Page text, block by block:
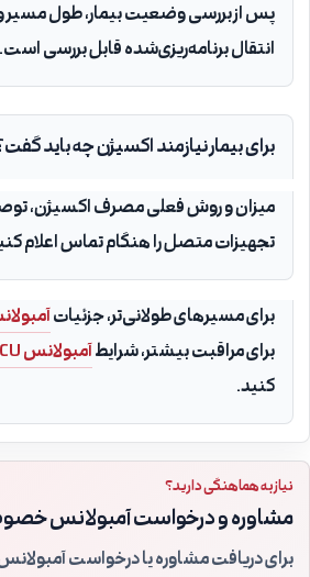
پس از بررسی وضعیت بیمار، طول مسیر
انتقال برنامه‌ریزی‌شده قابل بررسی است.
برای بیمار نیازمند اکسیژن چه باید
میزان و روش فعلی مصرف اکسیژن،
تجهیزات متصل را هنگام تماس اعلام
برای مسیرهای طولانی‌تر، جزئیات
برای مراقبت بیشتر، شرایطآمبولانس ICU/CCU
کنید.
نیاز به هماهنگی دارید؟
مشاوره و درخواست آمبولانس
برای دریافت مشاوره یا درخواست